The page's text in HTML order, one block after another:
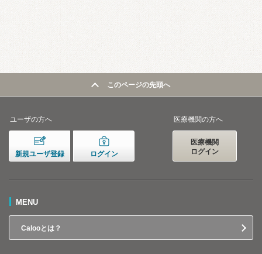
このページの先頭へ
ユーザの方へ
新規ユーザ登録 ログイン
医療機関の方へ
医療機関
ログイン
MENU
Calooとは？